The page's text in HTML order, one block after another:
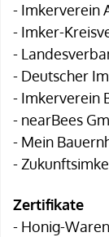
- Imkerverein
- Imker-
-
- Deutscher
- Imkerverein
- nearBees
- Mein
-
Zertifikate
- Honig-